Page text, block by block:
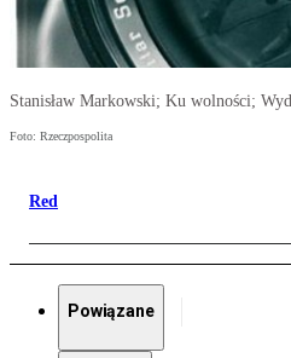
Stanisław Markowski; Ku wolności;
Foto: Rzeczpospolita
Red
Powiązane